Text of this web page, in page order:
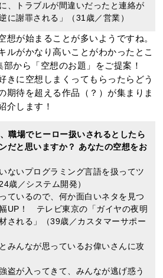
、トラブルが間違いだったと連絡が
に謝罪される」（31歳／営業）
想が始まることが多いようですね。
ルがかなり高いことがわかったとこ
から「空想のお題」をご提案！
きに空想しまくってもらったらどう
期待を超える作品（？）が集まりま
介します！
職場でヒーロー扱いされるとしたら
だと思いますか？ あなたの空想をお
ないプログラミング言語を扱ってツ
歳／システム開発）
ているので、何か面白いネタを見つ
UP！ テレビ東京の「ガイヤの夜明
される」（39歳／カスタマーサポー
みんなが思っているお偉いさんに攻
盗が入ってきて、みんなが逃げ惑う